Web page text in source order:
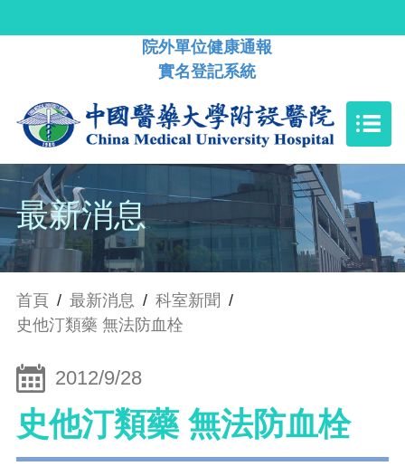
院外單位健康通報
實名登記系統
最新消息
首頁 / 最新消息 / 科室新聞 /
史他汀類藥 無法防血栓
2012/9/28
史他汀類藥 無法防血栓